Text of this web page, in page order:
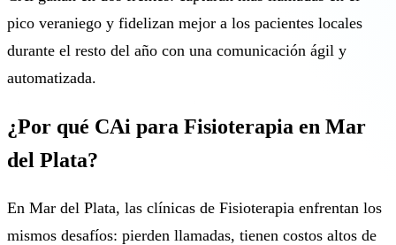
pico veraniego y fidelizan mejor a los pacientes locales
durante el resto del año con una comunicación ágil y
automatizada.
¿Por qué CAi para Fisioterapia en Mar
del Plata?
En Mar del Plata, las clínicas de Fisioterapia enfrentan los
mismos desafíos: pierden llamadas, tienen costos altos de